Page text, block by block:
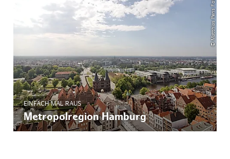
© Matthias Pens Fotografie
EINFACH MAL RAUS
Metropolregion Hamburg